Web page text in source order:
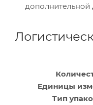
дополнительной
Единицы
Тип